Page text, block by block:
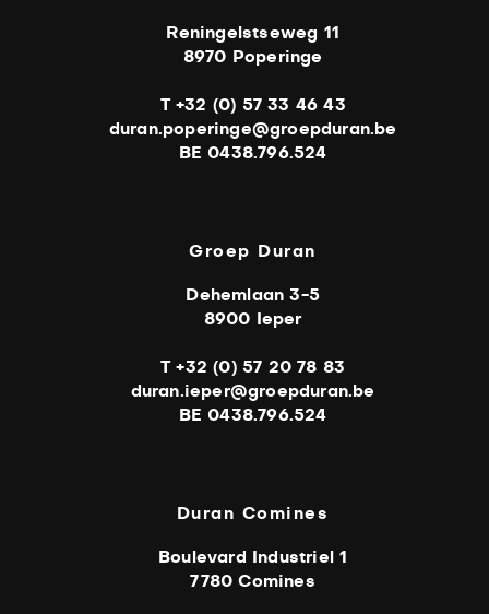
Reningelstseweg 11
8970 Poperinge
T +32 (0) 57 33 46 43
duran.poperinge@groepduran.be
BE 0438.796.524
Groep Duran
Dehemlaan 3-5
8900 Ieper
T +32 (0) 57 20 78 83
duran.ieper@groepduran.be
BE 0438.796.524
Duran Comines
Boulevard Industriel 1
7780 Comines